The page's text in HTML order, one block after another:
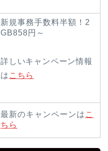
新規事務手数料半額！2
GB858円～
詳しいキャンペーン情報
は こちら
最新のキャンペーンは こ
ちら